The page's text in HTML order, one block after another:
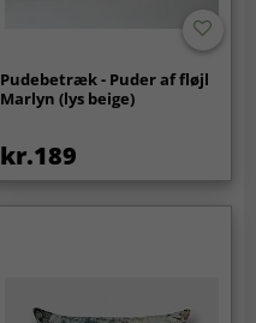
Pudebetræk - Puder af fløjl
Marlyn (lys beige)
kr.189